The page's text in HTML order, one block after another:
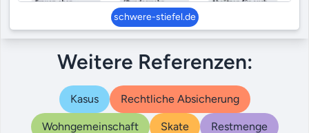
schwere-stiefel.de
Weitere Referenzen:
Kasus Rechtliche Absicherung
Wohngemeinschaft Skate Restmenge